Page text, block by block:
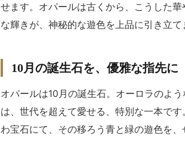
せます。オパールは古くから、こうした
な輝きが、神秘的な遊色を上品に引き立て
10月の誕生石を、優雅な指先に
オパールは10月の誕生石。オーロラのよ
は、世代を超えて愛せる、特別な一本で
わ宝石にて、その移ろう青と緑の遊色を、